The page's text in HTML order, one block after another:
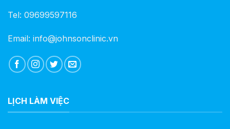
Tel: 09699597116
Email: info@johnsonclinic.vn
LỊCH LÀM VIỆC